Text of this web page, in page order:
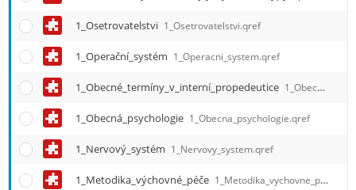
1_Osetrovatelstvi 1_Osetrovatelstvi.qref
1_Operační_systém 1_Operacni_system.qref
1_Obecné_termíny_v_interní_propedeutice 1_Obecne_terminy_v_interni_propedeutice.qref
1_Obecná_psychologie 1_Obecna_psychologie.qref
1_Nervový_systém 1_Nervovy_system.qref
1_Metodika_výchovné_péče 1_Metodika_vychovne_pece.qref